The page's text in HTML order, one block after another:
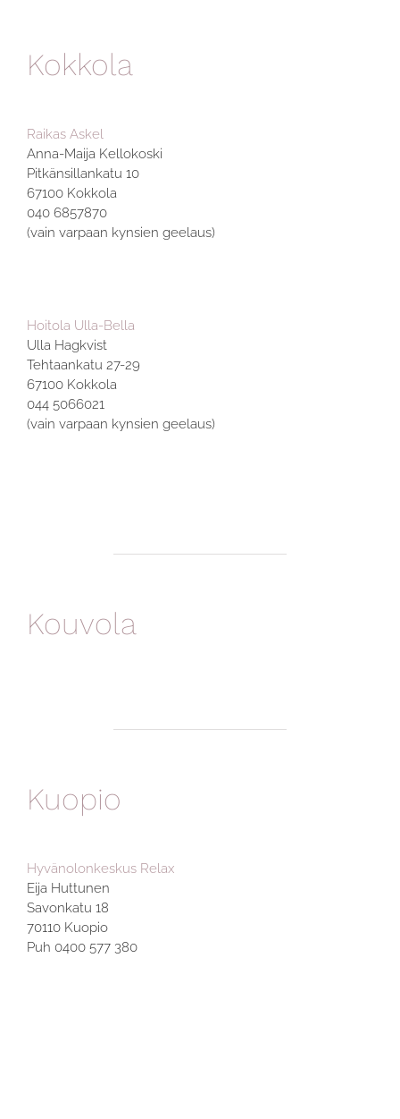
Kokkola
Raikas Askel
Anna-Maija Kellokoski
Pitkänsillankatu 10
67100 Kokkola
040 6857870
(vain varpaan kynsien geelaus)
Hoitola Ulla-Bella
Ulla Hagkvist
Tehtaankatu 27-29
67100 Kokkola
044 5066021
(vain varpaan kynsien geelaus)
Kouvola
Kuopio
Hyvänolonkeskus Relax
Eija Huttunen
Savonkatu 18
70110 Kuopio
Puh 0400 577 380